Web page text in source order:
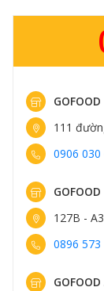
Đa
món
Tại Gofood,
dạng, phục vụ
Đối với tín đồ
các phần cắt
lõi nạc vai,...
111
0906 030
127B -
0896 573